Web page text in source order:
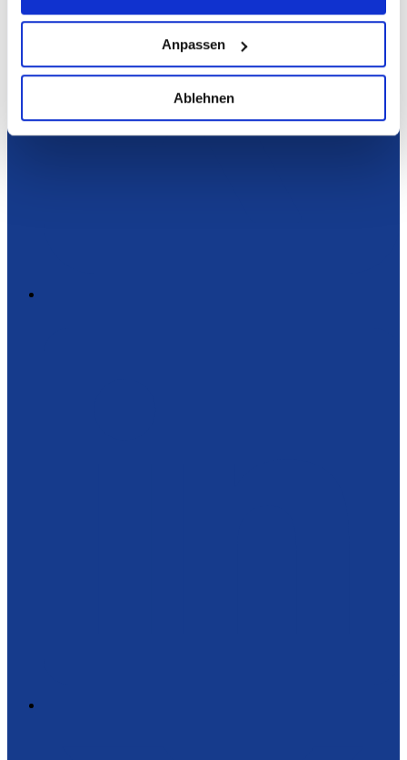
Anpassen
Ablehnen